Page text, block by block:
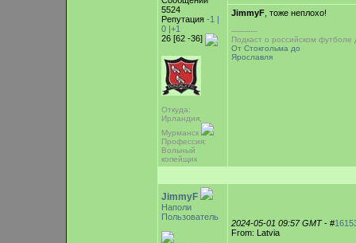
5524
Репутация -1 |
0 |+1
26 [62 -36]
Откуда:
Ирландия,
Мурманск
Профессия:
Вольный
копейщик
JimmyF , тоже неплохо!
-----------
Подкаст о российском
От Стокгольма до
Ярославля
JimmyF
Наполи
Пользователь
2024-05-01 09:57 GMT- #
From: Latvia